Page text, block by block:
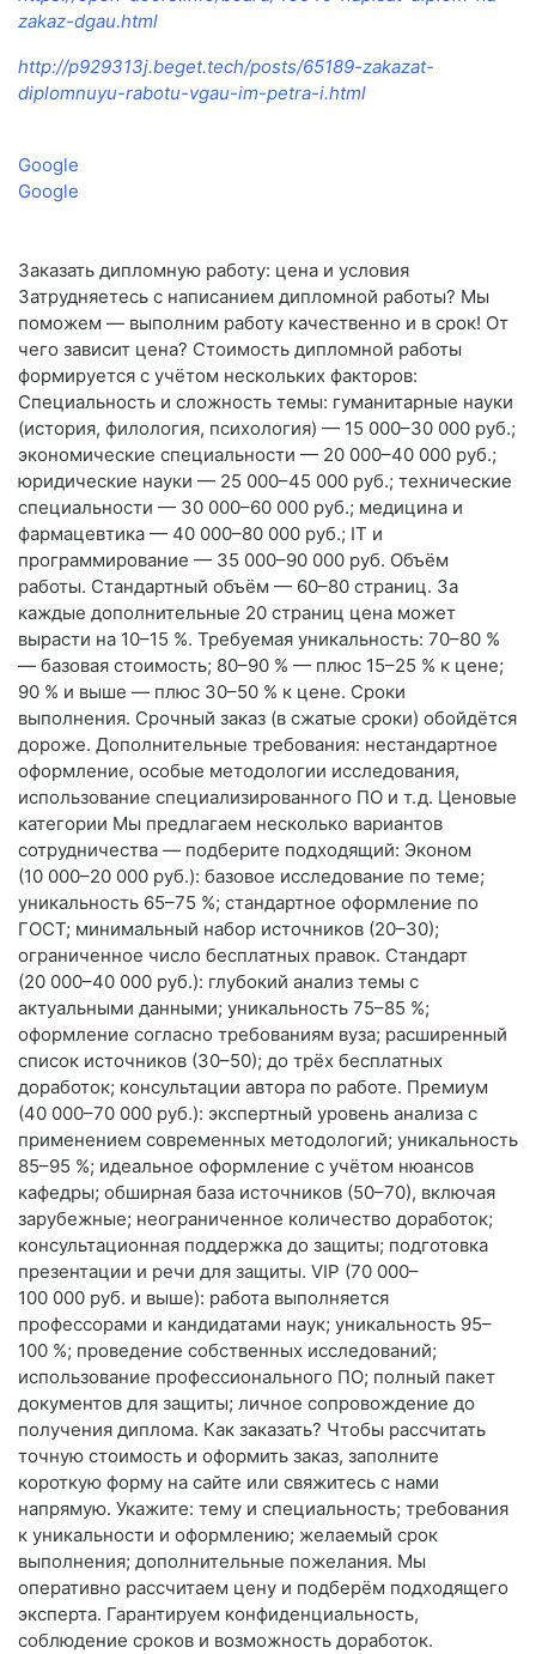
zakaz-dgau.html
http://p929313j.beget.tech/posts/65189-zakazat-
diplomnuyu-rabotu-vgau-im-petra-i.html
Google
Google
Заказать дипломную работу: цена и условия
Затрудняетесь с написанием дипломной работы? Мы
поможем — выполним работу качественно и в срок! От
чего зависит цена? Стоимость дипломной работы
формируется с учётом нескольких факторов:
Специальность и сложность темы: гуманитарные науки
(история, филология, психология) — 15 000–30 000 руб.;
экономические специальности — 20 000–40 000 руб.;
юридические науки — 25 000–45 000 руб.; технические
специальности — 30 000–60 000 руб.; медицина и
фармацевтика — 40 000–80 000 руб.; IT и
программирование — 35 000–90 000 руб. Объём
работы. Стандартный объём — 60–80 страниц. За
каждые дополнительные 20 страниц цена может
вырасти на 10–15 %. Требуемая уникальность: 70–80 %
— базовая стоимость; 80–90 % — плюс 15–25 % к цене;
90 % и выше — плюс 30–50 % к цене. Сроки
выполнения. Срочный заказ (в сжатые сроки) обойдётся
дороже. Дополнительные требования: нестандартное
оформление, особые методологии исследования,
использование специализированного ПО и т. д. Ценовые
категории Мы предлагаем несколько вариантов
сотрудничества — подберите подходящий: Эконом
(10 000–20 000 руб.): базовое исследование по теме;
уникальность 65–75 %; стандартное оформление по
ГОСТ; минимальный набор источников (20–30);
ограниченное число бесплатных правок. Стандарт
(20 000–40 000 руб.): глубокий анализ темы с
актуальными данными; уникальность 75–85 %;
оформление согласно требованиям вуза; расширенный
список источников (30–50); до трёх бесплатных
доработок; консультации автора по работе. Премиум
(40 000–70 000 руб.): экспертный уровень анализа с
применением современных методологий; уникальность
85–95 %; идеальное оформление с учётом нюансов
кафедры; обширная база источников (50–70), включая
зарубежные; неограниченное количество доработок;
консультационная поддержка до защиты; подготовка
презентации и речи для защиты. VIP (70 000–
100 000 руб. и выше): работа выполняется
профессорами и кандидатами наук; уникальность 95–
100 %; проведение собственных исследований;
использование профессионального ПО; полный пакет
документов для защиты; личное сопровождение до
получения диплома. Как заказать? Чтобы рассчитать
точную стоимость и оформить заказ, заполните
короткую форму на сайте или свяжитесь с нами
напрямую. Укажите: тему и специальность; требования
к уникальности и оформлению; желаемый срок
выполнения; дополнительные пожелания. Мы
оперативно рассчитаем цену и подберём подходящего
эксперта. Гарантируем конфиденциальность,
соблюдение сроков и возможность доработок.